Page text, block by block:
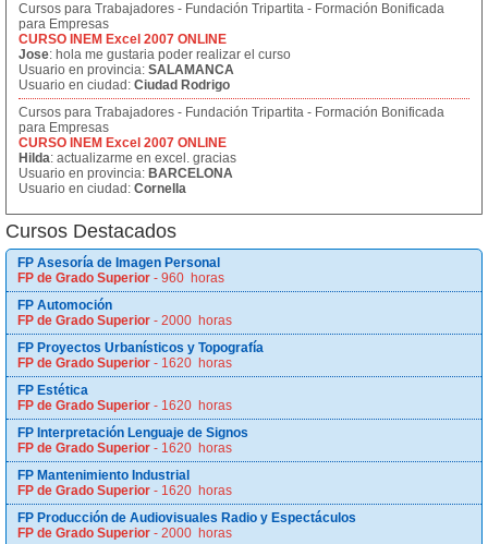
Cursos para Trabajadores - Fundación Tripartita - Formación Bonificada
para Empresas
CURSO INEM Excel 2007 ONLINE
Jose: hola me gustaria poder realizar el curso
Usuario en provincia: SALAMANCA
Usuario en ciudad: Ciudad Rodrigo
Cursos para Trabajadores - Fundación Tripartita - Formación Bonificada
para Empresas
CURSO INEM Excel 2007 ONLINE
Hilda: actualizarme en excel. gracias
Usuario en provincia: BARCELONA
Usuario en ciudad: Cornella
Cursos Destacados
FP Asesoría de Imagen Personal
FP de Grado Superior - 960 horas
FP Automoción
FP de Grado Superior - 2000 horas
FP Proyectos Urbanísticos y Topografía
FP de Grado Superior - 1620 horas
FP Estética
FP de Grado Superior - 1620 horas
FP Interpretación Lenguaje de Signos
FP de Grado Superior - 1620 horas
FP Mantenimiento Industrial
FP de Grado Superior - 1620 horas
FP Producción de Audiovisuales Radio y Espectáculos
FP de Grado Superior - 2000 horas